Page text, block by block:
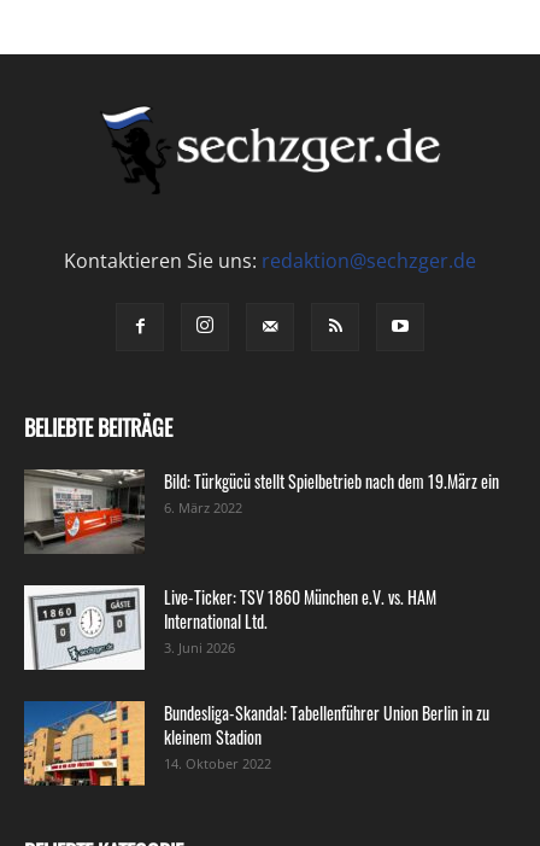
Kontaktieren Sie uns: redaktion@sechzger.de
BELIEBTE BEITRÄGE
Bild: Türkgücü stellt Spielbetrieb nach dem 19.März ein
6. März 2022
Live-Ticker: TSV 1860 München e.V. vs. HAM
International Ltd.
3. Juni 2026
Bundesliga-Skandal: Tabellenführer Union Berlin in zu
kleinem Stadion
14. Oktober 2022